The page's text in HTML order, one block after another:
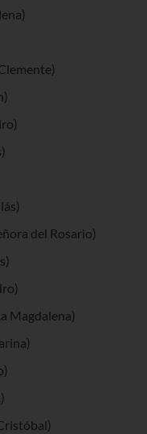
del Rosario)
Magdalena)